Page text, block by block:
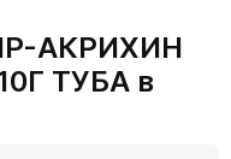
АКРИХИН
ТУБА в